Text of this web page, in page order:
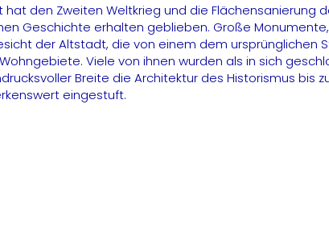
den Zweiten Weltkrieg und die Flächensanierung
Geschichte erhalten geblieben. Große
der Altstadt, die von einem dem
Viele von ihnen wurden als in sich
Breite die Architektur des Historismus bis
eingestuft.